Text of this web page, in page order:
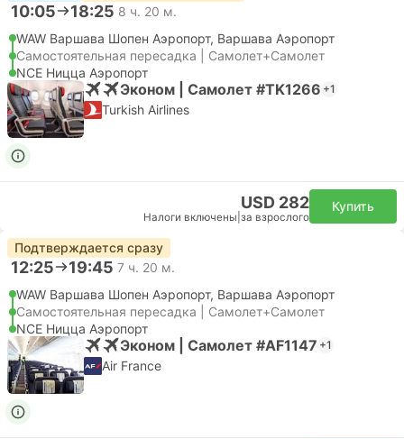
10:05 18:25 8 ч. 20 м.
WAW Варшава Шопен Аэропорт, Варшава Аэропорт
Самостоятельная пересадка | Самолет+Самолет
NCE Ницца Аэропорт
Эконом | Самолет #TK1266 +1
Turkish Airlines
USD 282
Налоги включены за взрослого
Купить
Подтверждается сразу
12:25 19:45 7 ч. 20 м.
WAW Варшава Шопен Аэропорт, Варшава Аэропорт
Самостоятельная пересадка | Самолет+Самолет
NCE Ницца Аэропорт
Эконом | Самолет #AF1147 +1
Air France